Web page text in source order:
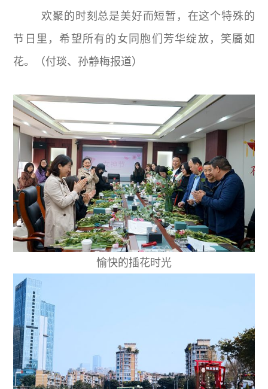
欢聚的时刻总是美好而短暂，在这个特殊的
节日里，希望所有的女同胞们芳华绽放，笑靥如
花。（付琰、孙静梅报道）
愉快的插花时光